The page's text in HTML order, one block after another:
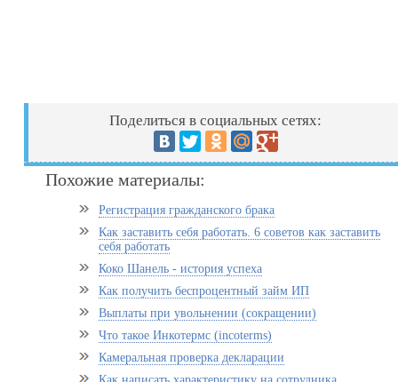
Поделиться в социальных сетях:
Похожие материалы:
Регистрация гражданского брака
Как заставить себя работать. 6 советов как заставить
себя работать
Коко Шанель - история успеха
Как получить беспроцентный займ ИП
Выплаты при увольнении (сокращении)
Что такое Инкотермс (incoterms)
Камеральная проверка декларации